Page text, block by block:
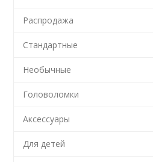
Распродажа
Стандартные
Необычные
Головоломки
Аксессуары
Для детей